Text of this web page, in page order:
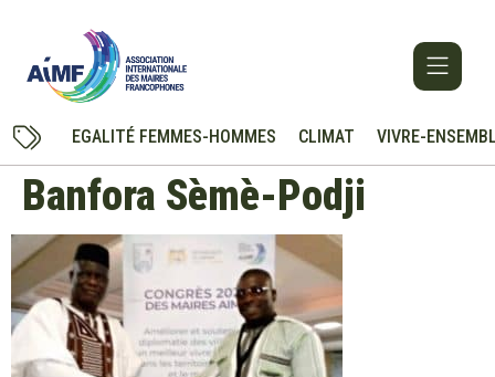
EGALITÉ FEMMES-HOMMES CLIMAT VIVRE-
Banfora Sèmè-Podji